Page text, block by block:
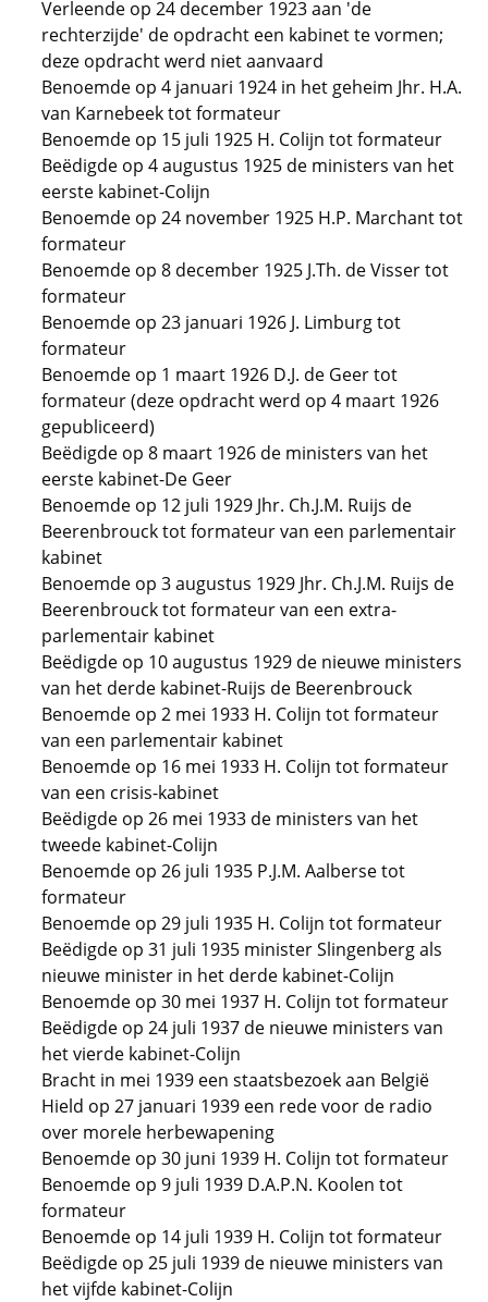
Verleende op 24 december 1923 aan 'de
rechterzijde' de opdracht een kabinet te vormen;
deze opdracht werd niet aanvaard
Benoemde op 4 januari 1924 in het geheim Jhr. H.A.
van Karnebeek tot formateur
Benoemde op 15 juli 1925 H. Colijn tot formateur
Beëdigde op 4 augustus 1925 de ministers van het
eerste kabinet-Colijn
Benoemde op 24 november 1925 H.P. Marchant tot
formateur
Benoemde op 8 december 1925 J.Th. de Visser tot
formateur
Benoemde op 23 januari 1926 J. Limburg tot
formateur
Benoemde op 1 maart 1926 D.J. de Geer tot
formateur (deze opdracht werd op 4 maart 1926
gepubliceerd)
Beëdigde op 8 maart 1926 de ministers van het
eerste kabinet-De Geer
Benoemde op 12 juli 1929 Jhr. Ch.J.M. Ruijs de
Beerenbrouck tot formateur van een parlementair
kabinet
Benoemde op 3 augustus 1929 Jhr. Ch.J.M. Ruijs de
Beerenbrouck tot formateur van een extra-
parlementair kabinet
Beëdigde op 10 augustus 1929 de nieuwe ministers
van het derde kabinet-Ruijs de Beerenbrouck
Benoemde op 2 mei 1933 H. Colijn tot formateur
van een parlementair kabinet
Benoemde op 16 mei 1933 H. Colijn tot formateur
van een crisis-kabinet
Beëdigde op 26 mei 1933 de ministers van het
tweede kabinet-Colijn
Benoemde op 26 juli 1935 P.J.M. Aalberse tot
formateur
Benoemde op 29 juli 1935 H. Colijn tot formateur
Beëdigde op 31 juli 1935 minister Slingenberg als
nieuwe minister in het derde kabinet-Colijn
Benoemde op 30 mei 1937 H. Colijn tot formateur
Beëdigde op 24 juli 1937 de nieuwe ministers van
het vierde kabinet-Colijn
Bracht in mei 1939 een staatsbezoek aan België
Hield op 27 januari 1939 een rede voor de radio
over morele herbewapening
Benoemde op 30 juni 1939 H. Colijn tot formateur
Benoemde op 9 juli 1939 D.A.P.N. Koolen tot
formateur
Benoemde op 14 juli 1939 H. Colijn tot formateur
Beëdigde op 25 juli 1939 de nieuwe ministers van
het vijfde kabinet-Colijn